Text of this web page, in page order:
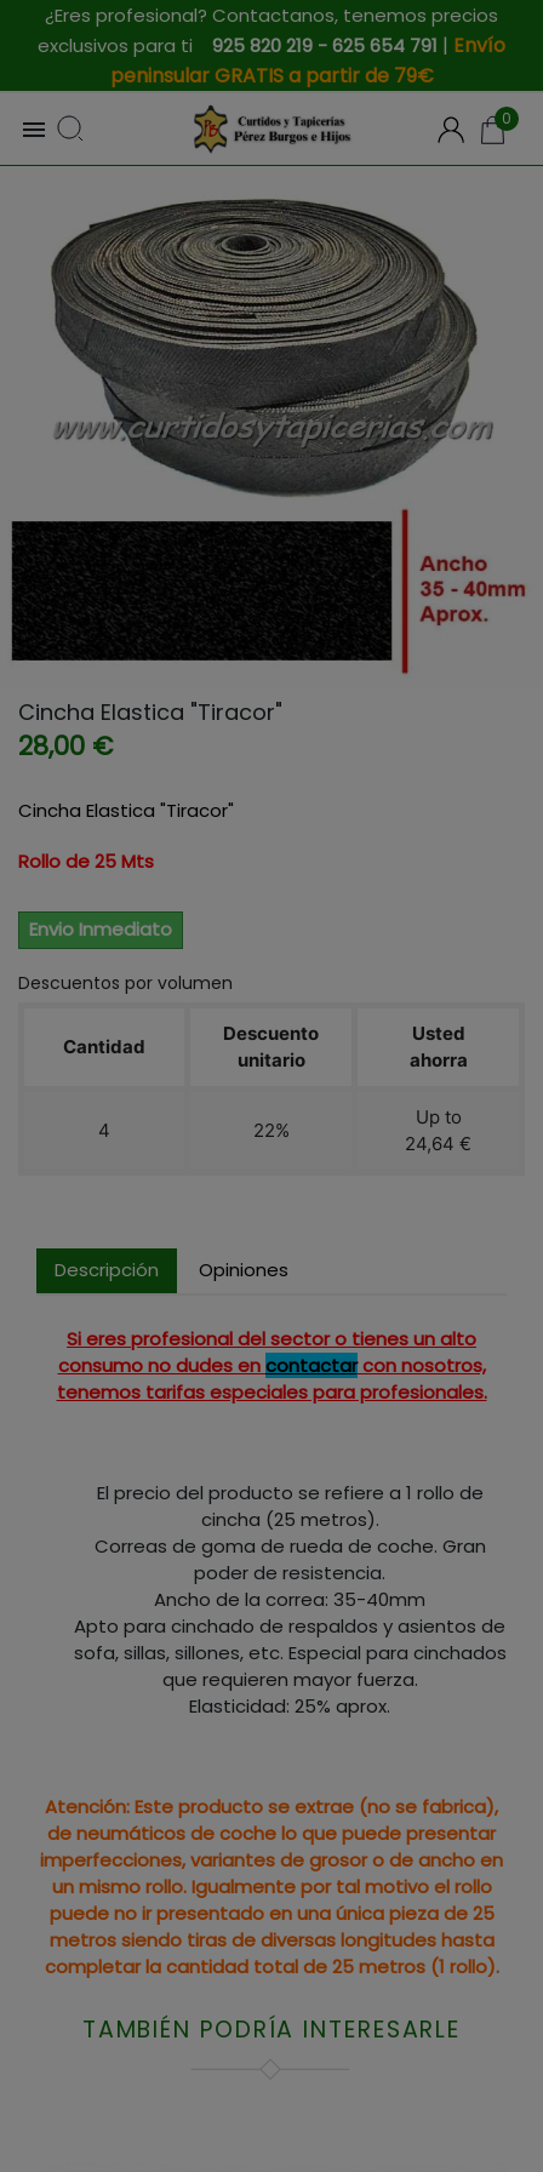
¿Eres profesional? Contactanos, tenemos precios
exclusivos para ti 925 820 219 - 625 654 791 | Envío
peninsular GRATIS a partir de 79€
 0
Cincha Elastica "Tiracor"
28,00 €
Cincha Elastica "Tiracor"
Rollo de 25 Mts
Envio Inmediato
Descuentos por volumen
Cantidad
Descuento
unitario
Usted
ahorra
4 22%
Up to
24,64 €
Descripción Opiniones
Si eres profesional del sector o tienes un alto
consumo no dudes encontactarcon nosotros,
tenemos tarifas especiales para profesionales.
El precio del producto se refiere a 1 rollo de
cincha (25 metros).
Correas de goma de rueda de coche. Gran
poder de resistencia.
Ancho de la correa: 35-40mm
Apto para cinchado de respaldos y asientos de
sofa, sillas, sillones, etc. Especial para cinchados
que requieren mayor fuerza.
Elasticidad: 25% aprox.
Atención: Este producto se extrae (no se fabrica),
de neumáticos de coche lo que puede presentar
imperfecciones, variantes de grosor o de ancho en
un mismo rollo. Igualmente por tal motivo el rollo
puede no ir presentado en una única pieza de 25
metros siendo tiras de diversas longitudes hasta
completar la cantidad total de 25 metros (1 rollo).
TAMBIÉN PODRÍA INTERESARLE